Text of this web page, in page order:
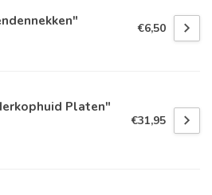
€6,50
Platen"
€31,95